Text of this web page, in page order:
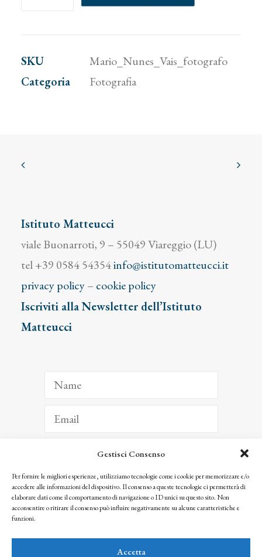
Gestisci Consenso
Per fornire le migliori esperienze, utilizziamo tecnologie come i cookie per memorizzare e/o
accedere alle informazioni del dispositivo. Il consenso a queste tecnologie ci permetterà di
elaborare dati come il comportamento di navigazione o ID unici su questo sito. Non
acconsentire o ritirare il consenso può influire negativamente su alcune caratteristiche e
funzioni.
Accetta
SKU
Mario_Nunes_Vais_fotografo
Categoria
Fotografia
Istituto Matteucci
viale Buonarroti, 9 – 55049 Viareggio (LU)
tel +39 0584 54354info@istitutomatteucci.it
privacy policy– cookie policy
Iscriviti alla Newsletter dell’Istituto
Matteucci
ISCRIVITI
Facendo clic per iscriverti, riconosci che le tue informazioni saranno trattate
seguendo la nostra Privacy Policy
© 2025 Istituto Matteucci. All right reserved
l’autorizzazione scritta dei proprietari dei diritti e dell’Istituto Matteucci